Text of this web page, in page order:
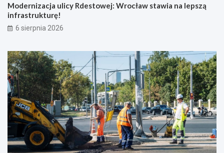
Modernizacja ulicy Rdestowej: Wrocław stawia na lepszą
infrastrukturę!
6 sierpnia 2026